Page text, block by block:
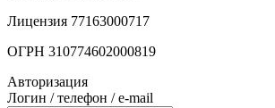
Лицензия 77163000717
ОГРН 310774602000819
Авторизация
Логин / телефон / e-mail